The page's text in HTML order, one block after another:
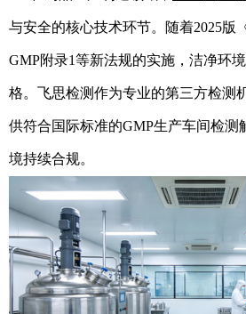
与安全的核心技术环节。随着2025版
GMP附录1等新法规的实施，洁净环
格。飞思检测作为专业的第三方检测
供符合国际标准的GMP生产车间检测
境持续合规。